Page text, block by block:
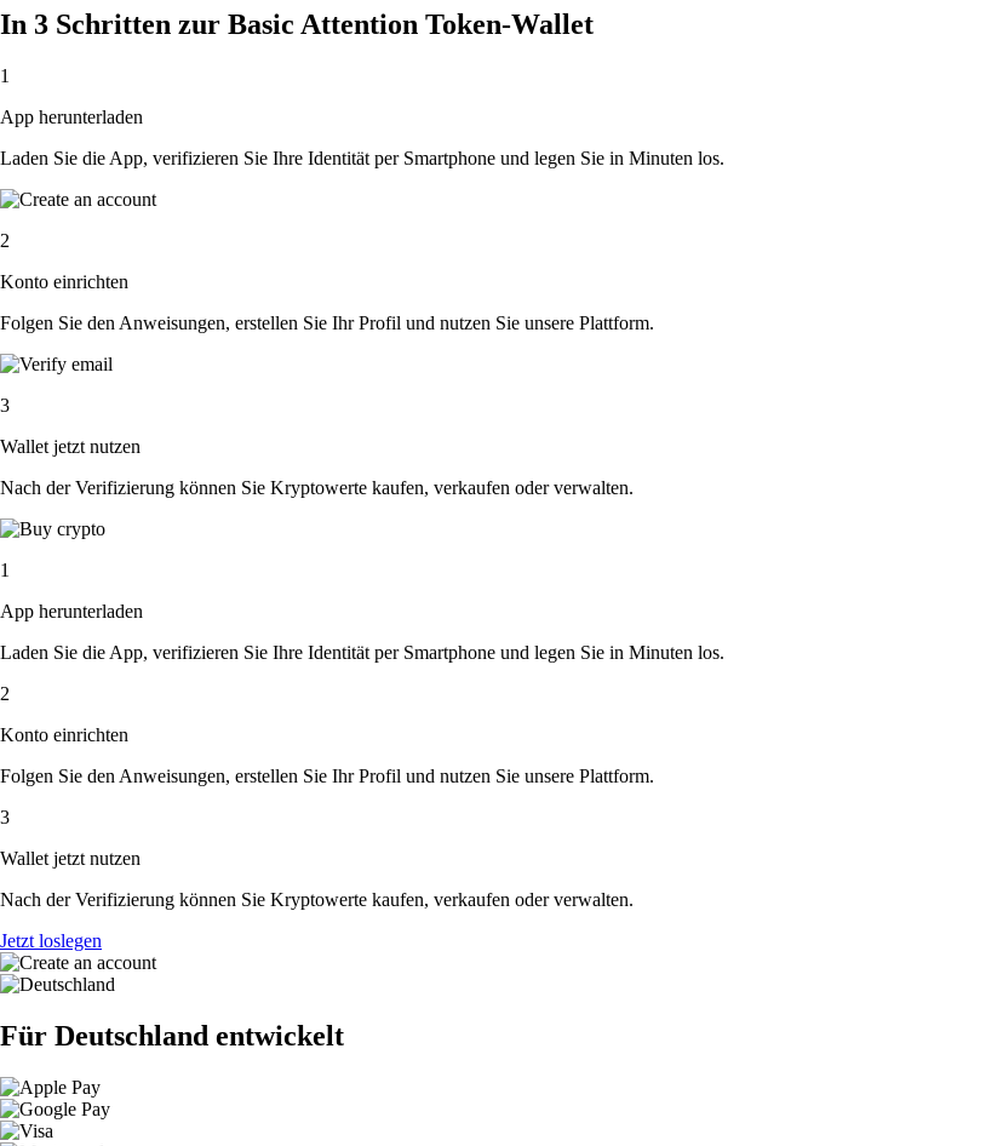
In 3 Schritten zur Basic Attention Token-Wallet
1
App herunterladen
Laden Sie die App, verifizieren Sie Ihre Identität per Smartphone und legen Sie in Minuten los.
2
Konto einrichten
Folgen Sie den Anweisungen, erstellen Sie Ihr Profil und nutzen Sie unsere Plattform.
3
Wallet jetzt nutzen
Nach der Verifizierung können Sie Kryptowerte kaufen, verkaufen oder verwalten.
1
App herunterladen
Laden Sie die App, verifizieren Sie Ihre Identität per Smartphone und legen Sie in Minuten los.
2
Konto einrichten
Folgen Sie den Anweisungen, erstellen Sie Ihr Profil und nutzen Sie unsere Plattform.
3
Wallet jetzt nutzen
Nach der Verifizierung können Sie Kryptowerte kaufen, verkaufen oder verwalten.
Jetzt loslegen
Für Deutschland entwickelt